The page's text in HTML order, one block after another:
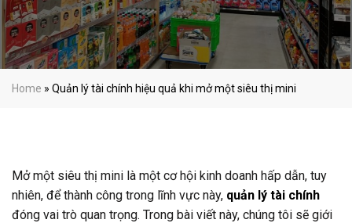
Home » Quản lý tài chính hiệu quả khi mở một siêu thị mini
Mở một siêu thị mini là một cơ hội kinh doanh hấp dẫn, tuy
nhiên, để thành công trong lĩnh vực này, quản lý tài chính
đóng vai trò quan trọng. Trong bài viết này, chúng tôi sẽ giới